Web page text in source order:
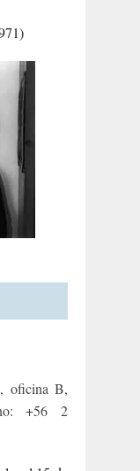
oficina B,
+56 2